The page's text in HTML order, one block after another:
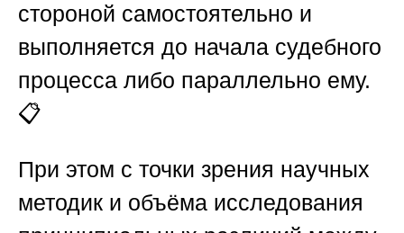
стороной самостоятельно и
выполняется до начала судебного
процесса либо параллельно ему.
📋
При этом с точки зрения научных
методик и объёма исследования